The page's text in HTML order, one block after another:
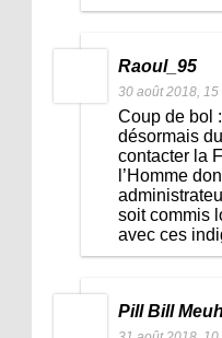
Raoul_95
30 août 2018, 15
Coup de bol
désormais
contacter la
l’Homme
soit commis
avec ces
Pill Bill Meuh